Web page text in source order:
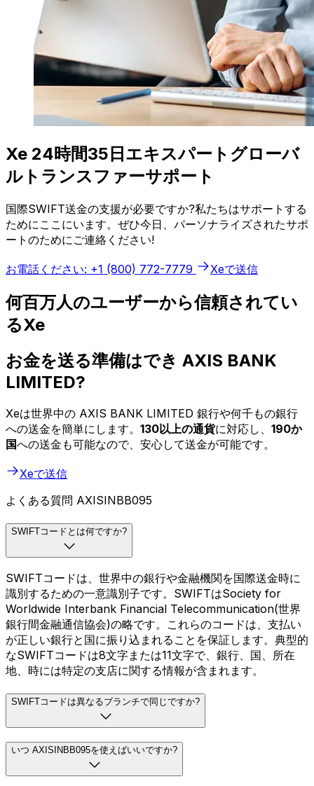
Xe 24時間35日エキスパートグローバ
ルトランスファーサポート
国際SWIFT送金の支援が必要ですか?私たちはサポートする
ためにここにいます。ぜひ今日、パーソナライズされたサポ
ートのためにご連絡ください!
お電話ください: +1 (800) 772-7779 Xeで送信
何百万人のユーザーから信頼されてい
るXe
お金を送る準備はでき AXIS BANK
LIMITED?
Xeは世界中の AXIS BANK LIMITED 銀行や何千もの銀行
への送金を簡単にします。 130以上の通貨に対応し、 190か
国への送金も可能なので、安心して送金が可能です。
Xeで送信
よくある質問 AXISINBB095
SWIFTコードとは何ですか?
SWIFTコードは、世界中の銀行や金融機関を国際送金時に
識別するための一意識別子です。SWIFTはSociety for
Worldwide Interbank Financial Telecommunication(世界
銀行間金融通信協会)の略です。これらのコードは、支払い
が正しい銀行と国に振り込まれることを保証します。典型的
なSWIFTコードは8文字または11文字で、銀行、国、所在
地、時には特定の支店に関する情報が含まれます。
SWIFTコードは異なるブランチで同じですか?
いつ AXISINBB095を使えばいいですか?